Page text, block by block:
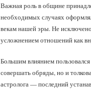
Важная роль в общине
необходимых случаях
векам нашей эры. Не
усложнением отношений как
Большим влиянием
совершать обряды, но и
астролога — последний